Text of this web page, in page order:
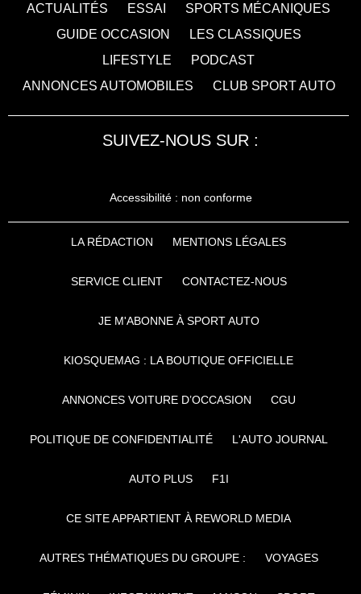
ACTUALITÉS ESSAI
SPORTS MÉCANIQUES
GUIDE OCCASION
LES CLASSIQUES
LIFESTYLE
PODCAST
ANNONCES AUTOMOBILES
CLUB SPORT AUTO
SUIVEZ-NOUS SUR :
Accessibilité : non conforme
LA RÉDACTION MENTIONS LÉGALES
SERVICE CLIENT CONTACTEZ-NOUS
JE M'ABONNE À SPORT AUTO
KIOSQUEMAG : LA BOUTIQUE OFFICIELLE
ANNONCES VOITURE D’OCCASION CGU
POLITIQUE DE CONFIDENTIALITÉ L'AUTO JOURNAL
AUTO PLUS F1I
CE SITE APPARTIENT À REWORLD MEDIA
AUTRES THÉMATIQUES DU GROUPE : VOYAGES